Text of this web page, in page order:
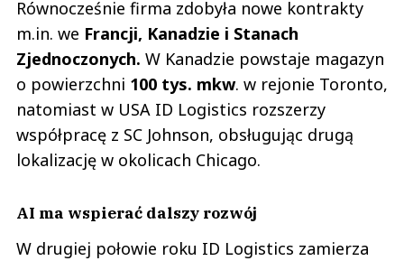
Równocześnie firma zdobyła nowe kontrakty
m.in. we Francji, Kanadzie i Stanach
Zjednoczonych. W Kanadzie powstaje magazyn
o powierzchni 100 tys. mkw. w rejonie Toronto,
natomiast w USA ID Logistics rozszerzy
współpracę z SC Johnson, obsługując drugą
lokalizację w okolicach Chicago.
AI ma wspierać dalszy rozwój
W drugiej połowie roku ID Logistics zamierza